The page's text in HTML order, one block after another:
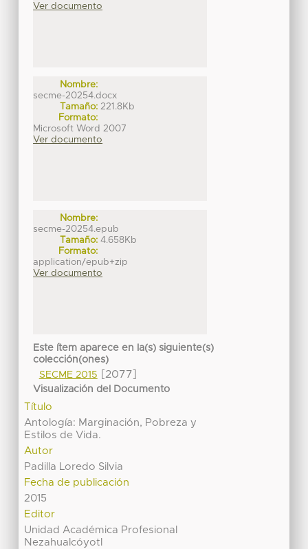
Ver documento
Nombre:
secme-20254.docx
Tamaño: 221.8Kb
Formato:
Microsoft Word 2007
Ver documento
Nombre:
secme-20254.epub
Tamaño: 4.658Kb
Formato:
application/epub+zip
Ver documento
Este ítem aparece en la(s) siguiente(s)
colección(ones)
SECME 2015
[2077]
Visualización del Documento
Título
Antología: Marginación, Pobreza y
Estilos de Vida.
Autor
Padilla Loredo Silvia
Fecha de publicación
2015
Editor
Unidad Académica Profesional
Nezahualcóyotl